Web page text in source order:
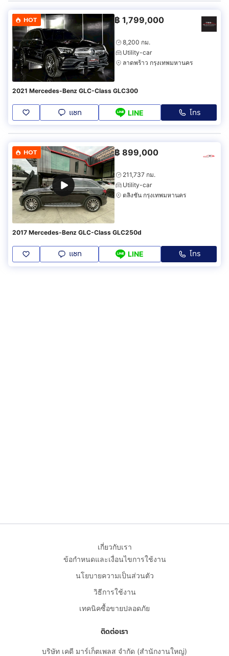
HOT ฿ 1,799,000
8,200 กม.
Utility-car
ลาดพร้าว กรุงเทพมหานคร
2021 Mercedes-Benz GLC-Class GLC300
แชท LINE โทร
HOT ฿ 899,000
211,737 กม.
Utility-car
ตลิ่งชัน กรุงเทพมหานคร
2017 Mercedes-Benz GLC-Class GLC250d
แชท LINE โทร
เกี่ยวกับเรา
ข้อกำหนดและเงื่อนไขการใช้งาน
นโยบายความเป็นส่วนตัว
วิธีการใช้งาน
เทคนิคซื้อขายปลอดภัย
ติดต่อเรา
บริษัท เคดี มาร์เก็ตเพลส จำกัด (สำนักงานใหญ่)